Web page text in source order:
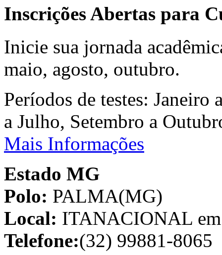
Inscrições Abertas para
Inicie sua jornada
maio, agosto, outubro.
Períodos de testes:
a Julho, Setembro a
Mais Informações
Estado MG
Polo: PALMA(MG)
Local: ITANACIONAL
Telefone:(32) 99881-8065